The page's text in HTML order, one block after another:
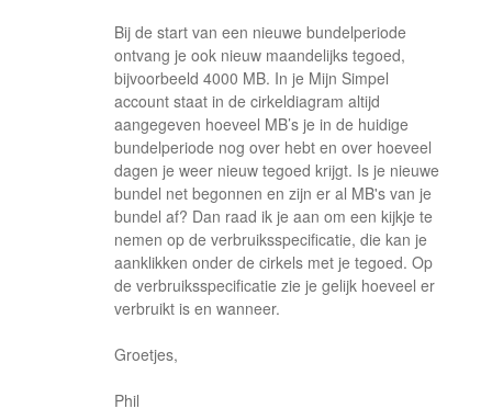
Bij de start van een nieuwe bundelperiode
ontvang je ook nieuw maandelijks tegoed,
bijvoorbeeld 4000 MB. In je Mijn Simpel
account staat in de cirkeldiagram altijd
aangegeven hoeveel MB’s je in de huidige
bundelperiode nog over hebt en over hoeveel
dagen je weer nieuw tegoed krijgt. Is je nieuwe
bundel net begonnen en zijn er al MB's van je
bundel af? Dan raad ik je aan om een kijkje te
nemen op de verbruiksspecificatie, die kan je
aanklikken onder de cirkels met je tegoed. Op
de verbruiksspecificatie zie je gelijk hoeveel er
verbruikt is en wanneer.
Groetjes,
Phil